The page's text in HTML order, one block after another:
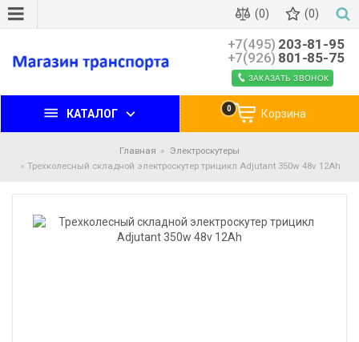
(0) (0)
+7(495) 203-81-95
+7(926) 801-85-75
ЗАКАЗАТЬ ЗВОНОК
КАТАЛОГ Корзина
0
Главная
Электроскутеры
Трехколесный складной электроскутер трицикл Adjutant 350w 48v 12Ah